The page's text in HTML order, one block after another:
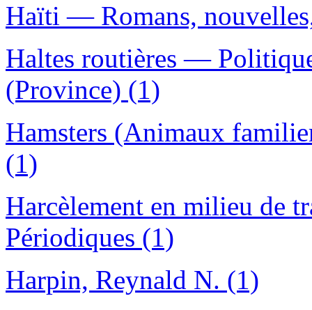
Haïti — Romans,
Haltes routières —
(Province) (1)
Hamsters (Animaux
(1)
Harcèlement en milieu
Périodiques (1)
Harpin, Reynald N. (1)